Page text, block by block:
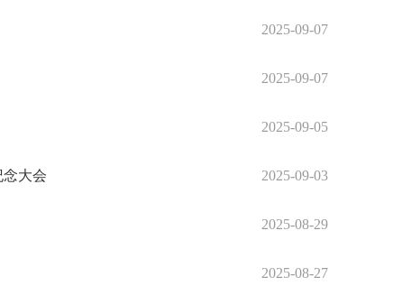
2025-09-07
2025-09-07
2025-09-05
大会 2025-09-03
2025-08-29
2025-08-27